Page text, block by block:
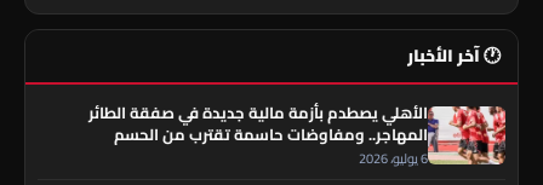
🕐 آخر الأخبار
الأهلي يصطدم بأزمة مالية جديدة في صفقة الطائر
المهاجر.. ومفاوضات حاسمة تقترب من الحسم
6 يوليو، 2026